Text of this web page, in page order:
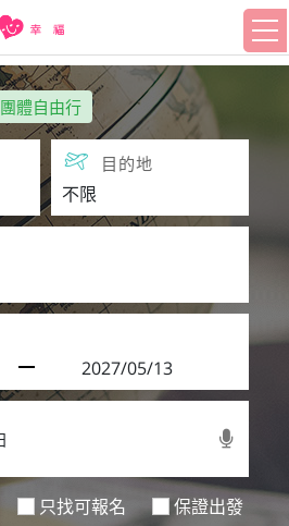
團體自由行
目的地
只找可報名 保證出發